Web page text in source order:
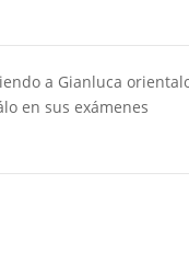
a Gianluca
en sus exámenes